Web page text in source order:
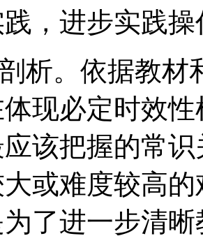
，进步实践
析。依据教
现必定时效
该把握的常
或难度较高
了进一步清